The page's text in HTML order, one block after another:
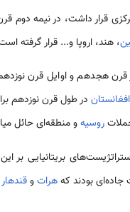
قرار داشت، در نیمه دوم
، هند، اروپا و... قرار گرفته
قرن هجدهم و اوایل قرن
افغانستاندر طول قرن نوزدهم
روسیهو منطقه‌ای حائل
بریتانیایی بر
بودند کههراتوقندهار